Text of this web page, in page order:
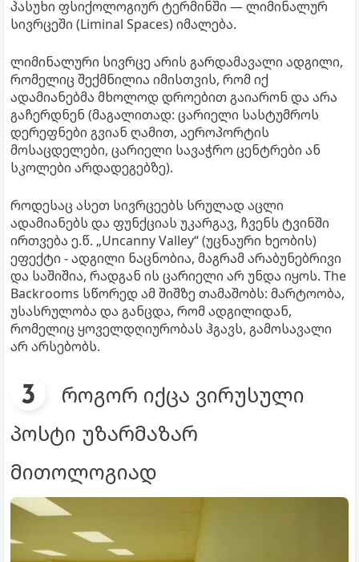
პასუხი ფსიქოლოგიურ ტერმინში — ლიმინალურ
სივრცეში (Liminal Spaces) იმალება.
ლიმინალური სივრცე არის გარდამავალი ადგილი,
რომელიც შექმნილია იმისთვის, რომ იქ
ადამიანებმა მხოლოდ დროებით გაიარონ და არა
გაჩერდნენ (მაგალითად: ცარიელი სასტუმროს
დერეფნები გვიან ღამით, აეროპორტის
მოსაცდელები, ცარიელი სავაჭრო ცენტრები ან
სკოლები არდადეგებზე).
როდესაც ასეთ სივრცეებს სრულად აცლი
ადამიანებს და ფუნქციას უკარგავ, ჩვენს ტვინში
ირთვება ე.წ. „Uncanny Valley“ (უცნაური ხეობის)
ეფექტი - ადგილი ნაცნობია, მაგრამ არაბუნებრივი
და საშიშია, რადგან ის ცარიელი არ უნდა იყოს. The
Backrooms სწორედ ამ შიშზე თამაშობს: მარტოობა,
უსასრულობა და განცდა, რომ ადგილიდან,
რომელიც ყოველდღიურობას ჰგავს, გამოსავალი
არ არსებობს.
როგორ იქცა ვირუსული
პოსტი უზარმაზარ
მითოლოგიად